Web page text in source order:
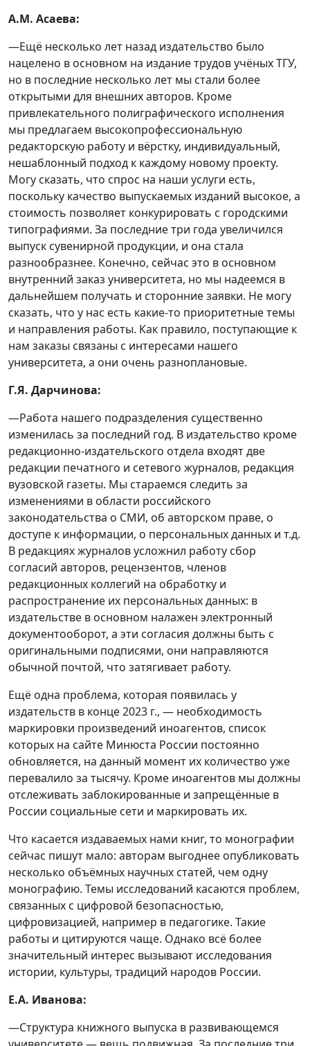
А.М. Асаева:
—Ещё несколько лет назад издательство было
нацелено в основном на издание трудов учёных ТГУ,
но в последние несколько лет мы стали более
открытыми для внешних авторов. Кроме
привлекательного полиграфического исполнения
мы предлагаем высокопрофессиональную
редакторскую работу и вёрстку, индивидуальный,
нешаблонный подход к каждому новому проекту.
Могу сказать, что спрос на наши услуги есть,
поскольку качество выпускаемых изданий высокое, а
стоимость позволяет конкурировать с городскими
типографиями. За последние три года увеличился
выпуск сувенирной продукции, и она стала
разнообразнее. Конечно, сейчас это в основном
внутренний заказ университета, но мы надеемся в
дальнейшем получать и сторонние заявки. Не могу
сказать, что у нас есть какие-то приоритетные темы
и направления работы. Как правило, поступающие к
нам заказы связаны с интересами нашего
университета, а они очень разноплановые.
Г.Я. Дарчинова:
—Работа нашего подразделения существенно
изменилась за последний год. В издательство кроме
редакционно-издательского отдела входят две
редакции печатного и сетевого журналов, редакция
вузовской газеты. Мы стараемся следить за
изменениями в области российского
законодательства о СМИ, об авторском праве, о
доступе к информации, о персональных данных и т.д.
В редакциях журналов усложнил работу сбор
согласий авторов, рецензентов, членов
редакционных коллегий на обработку и
распространение их персональных данных: в
издательстве в основном налажен электронный
документооборот, а эти согласия должны быть с
оригинальными подписями, они направляются
обычной почтой, что затягивает работу.
Ещё одна проблема, которая появилась у
издательств в конце 2023 г., — необходимость
маркировки произведений иноагентов, список
которых на сайте Минюста России постоянно
обновляется, на данный момент их количество уже
перевалило за тысячу. Кроме иноагентов мы должны
отслеживать заблокированные и запрещённые в
России социальные сети и маркировать их.
Что касается издаваемых нами книг, то монографии
сейчас пишут мало: авторам выгоднее опубликовать
несколько объёмных научных статей, чем одну
монографию. Темы исследований касаются проблем,
связанных с цифровой безопасностью,
цифровизацией, например в педагогике. Такие
работы и цитируются чаще. Однако всё более
значительный интерес вызывают исследования
истории, культуры, традиций народов России.
Е.А. Иванова:
—Структура книжного выпуска в развивающемся